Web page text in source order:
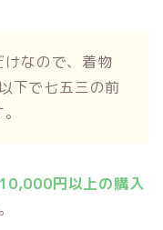
けなので、着物
下で七五三の前
円以上の購入